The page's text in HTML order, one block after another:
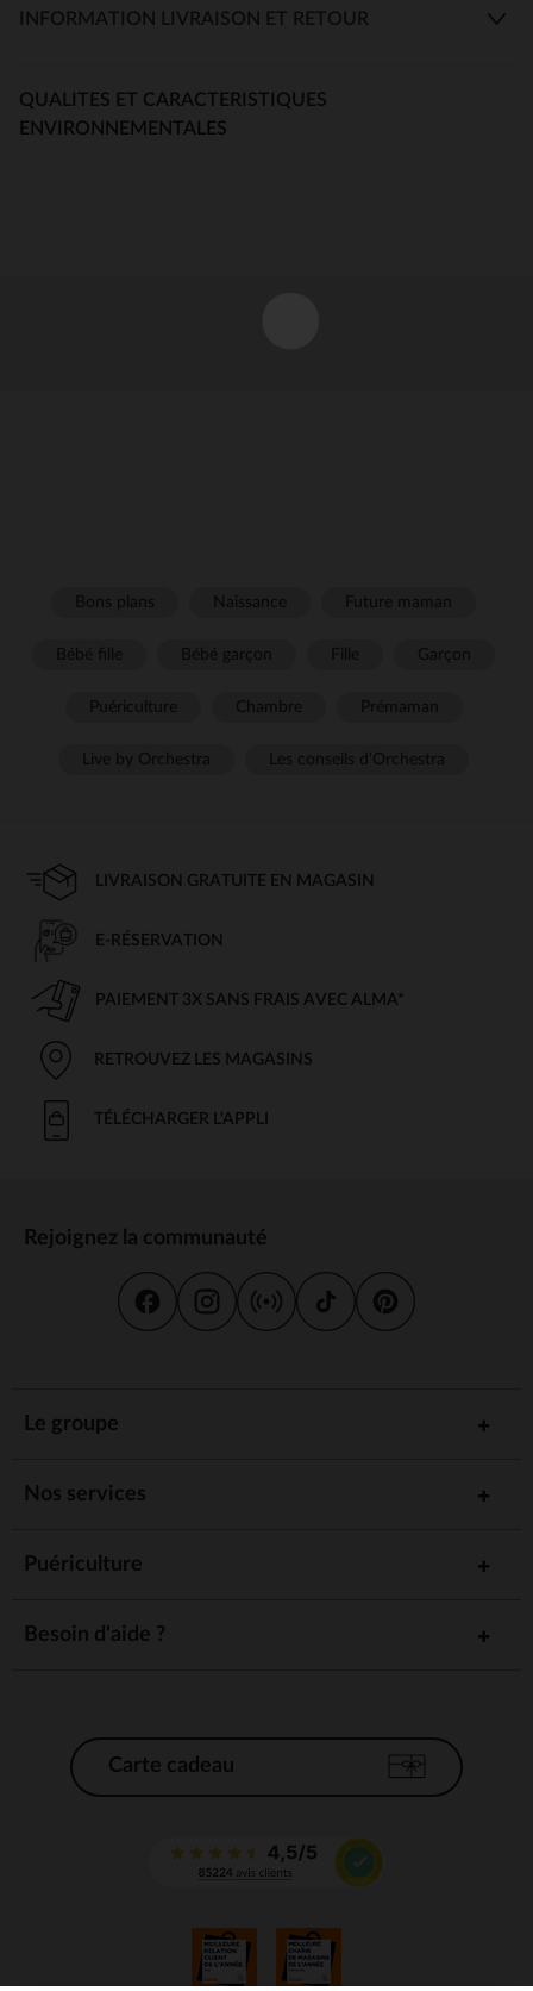
INFORMATION LIVRAISON ET RETOUR
QUALITES ET CARACTERISTIQUES
ENVIRONNEMENTALES
LIVRAISON GRATUITE EN MAGASIN
E-RÉSERVATION
PAIEMENT 3X SANS FRAIS AVEC ALMA*
RETROUVEZ LES MAGASINS
TÉLÉCHARGER L'APPLI
Rejoignez la communauté
Le groupe
Nos services
Puériculture
Besoin d'aide ?
Carte cadeau